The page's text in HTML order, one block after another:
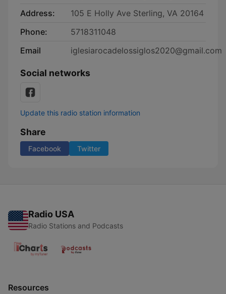
Address:
105 E Holly Ave Sterling, VA 20164
Phone:
5718311048
Email
iglesiarocadelossiglos2020@gmail.com
Social networks
Update this radio station information
Share
Facebook Twitter
Radio USA
Radio Stations and Podcasts
Resources